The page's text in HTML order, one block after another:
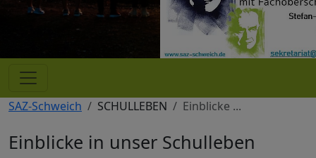
SAZ-Schweich SCHULLEBEN Einblicke ...
Einblicke in unser Schulleben